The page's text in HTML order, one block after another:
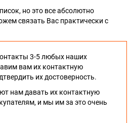
но это все абсолютно
связать Вас практически с
3-5 любых наших
вам их контактную
их достоверность.
нам давать их контактную
и мы им за это очень